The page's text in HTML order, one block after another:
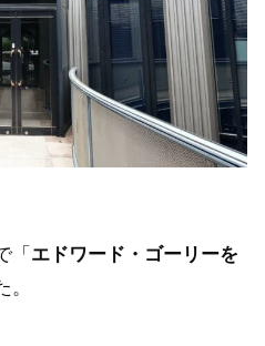
「 エドワード・ゴーリーを